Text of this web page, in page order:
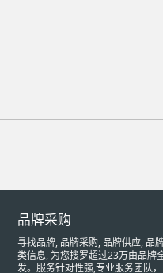
品牌采购
寻找品牌, 品牌采购, 品牌供应, 品
类信息, 为您搜罗超过23万由品牌
发。服务针对性强,专业服务团队，